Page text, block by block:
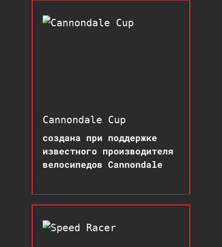
Cannondale Cup
создана при поддержке
известного производителя
велосипедов Cannondale